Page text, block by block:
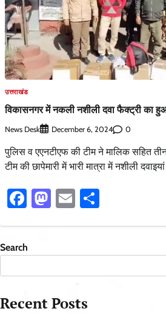
उत्तराखंड
विकासनगर में नकली नशीली दवा फैक्ट्री का
News Desk December 6, 2024 0
पुलिस व एएनटीएफ की टीम ने मालिक सहित
टीम की छापेमारी में भारी मात्रा में नशीली
Facebook
Mastodon
Email
Search
Recent Posts